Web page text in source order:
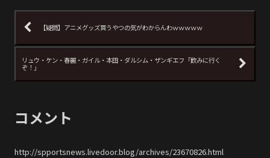
【疑問】アニメグッズ買うやつの気がわからんわｗｗｗｗｗ
リュウ・ケン・春麗・ガイル・本田・ダルシム・ザンギエフ「飲みに行く
ぞ！」
コメント
http://spportsnews.livedoor.blog/archives/23670826.html